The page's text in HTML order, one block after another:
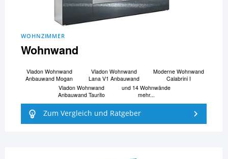
WOHNZIMMER
Wohnwand
Vladon Wohnwand
Anbauwand Mogan
Vladon Wohnwand
Lana V1 Anbauwand
Moderne Wohnwand
Calabrini I
Vladon Wohnwand
Anbauwand Taurito
und 14 Wohnwände
mehr...
Zum Vergleich und Ratgeber